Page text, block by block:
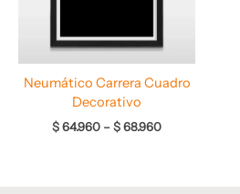
Neumático Carrera Cuadro
Decorativo
$64.960 –$68.960